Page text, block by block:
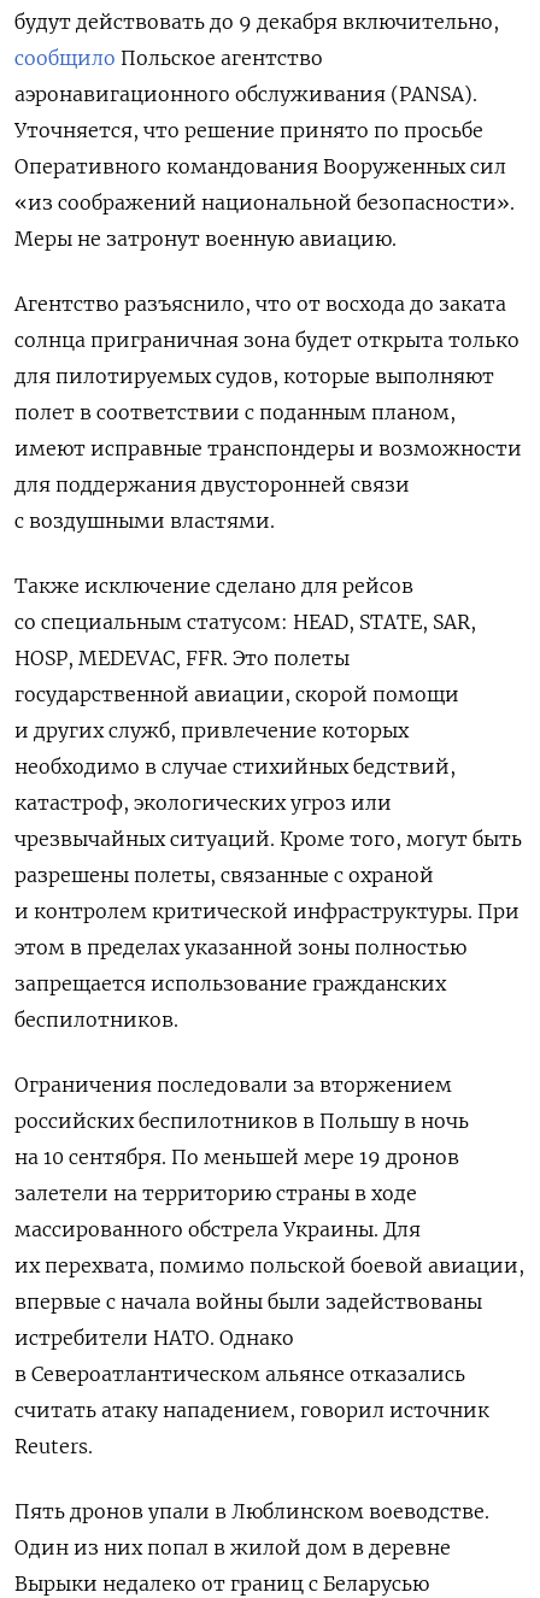
будут действовать до 9 декабря включительно,
сообщило Польское агентство
аэронавигационного обслуживания (PANSA).
Уточняется, что решение принято по просьбе
Оперативного командования Вооруженных сил
«из соображений национальной безопасности».
Меры не затронут военную авиацию.
Агентство разъяснило, что от восхода до заката
солнца приграничная зона будет открыта только
для пилотируемых судов, которые выполняют
полет в соответствии с поданным планом,
имеют исправные транспондеры и возможности
для поддержания двусторонней связи
с воздушными властями.
Также исключение сделано для рейсов
со специальным статусом: HEAD, STATE, SAR,
HOSP, MEDEVAC, FFR. Это полеты
государственной авиации, скорой помощи
и других служб, привлечение которых
необходимо в случае стихийных бедствий,
катастроф, экологических угроз или
чрезвычайных ситуаций. Кроме того, могут быть
разрешены полеты, связанные с охраной
и контролем критической инфраструктуры. При
этом в пределах указанной зоны полностью
запрещается использование гражданских
беспилотников.
Ограничения последовали за вторжением
российских беспилотников в Польшу в ночь
на 10 сентября. По меньшей мере 19 дронов
залетели на территорию страны в ходе
массированного обстрела Украины. Для
их перехвата, помимо польской боевой авиации,
впервые с начала войны были задействованы
истребители НАТО. Однако
в Североатлантическом альянсе отказались
считать атаку нападением, говорил источник
Reuters.
Пять дронов упали в Люблинском воеводстве.
Один из них попал в жилой дом в деревне
Вырыки недалеко от границ с Беларусью